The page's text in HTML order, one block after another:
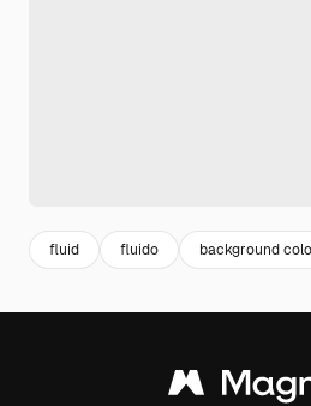
fluid fluido background